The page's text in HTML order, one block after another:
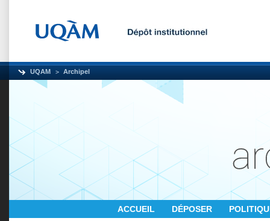
UQAM Archipel
ACCUEIL DÉPOSER